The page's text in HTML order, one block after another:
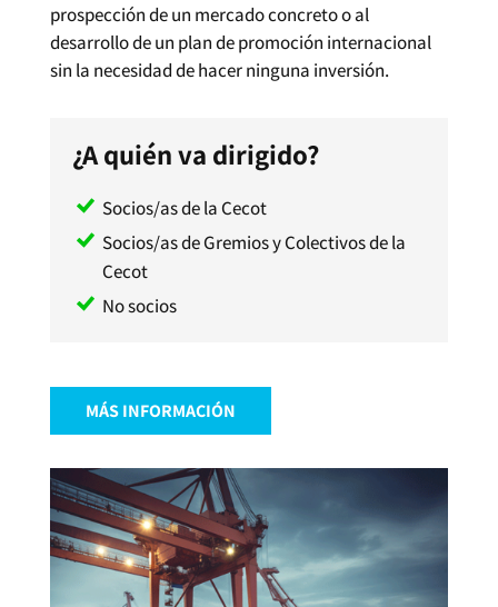
prospección de un mercado concreto o al
desarrollo de un plan de promoción internacional
sin la necesidad de hacer ninguna inversión.
¿A quién va dirigido?
Socios/as de la Cecot
Socios/as de Gremios y Colectivos de la
Cecot
No socios
MÁS INFORMACIÓN